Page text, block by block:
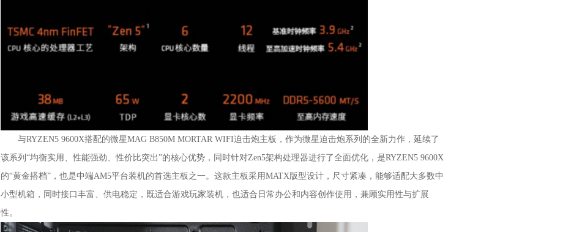
与RYZEN5 9600X搭配的微星MAG B850M MORTAR WIFI迫击炮主板，作为微星迫击炮系列的全新力作，延续了
该系列“均衡实用、性能强劲、性价比突出”的核心优势，同时针对Zen5架构处理器进行了全面优化，是RYZEN5 9600X
的“黄金搭档”，也是中端AM5平台装机的首选主板之一。这款主板采用MATX版型设计，尺寸紧凑，能够适配大多数中
小型机箱，同时接口丰富、供电稳定，既适合游戏玩家装机，也适合日常办公和内容创作使用，兼顾实用性与扩展
性。